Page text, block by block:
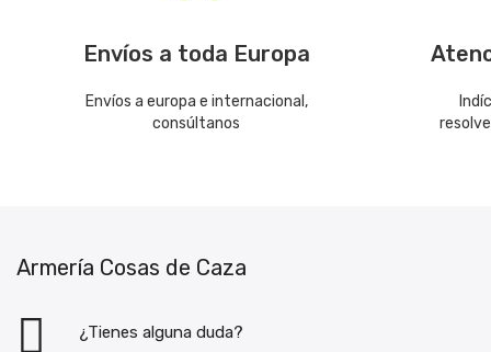
Envíos a toda Europa
Envíos a europa e internacional,
consúltanos
Armería Cosas de Caza
¿Tienes alguna duda?